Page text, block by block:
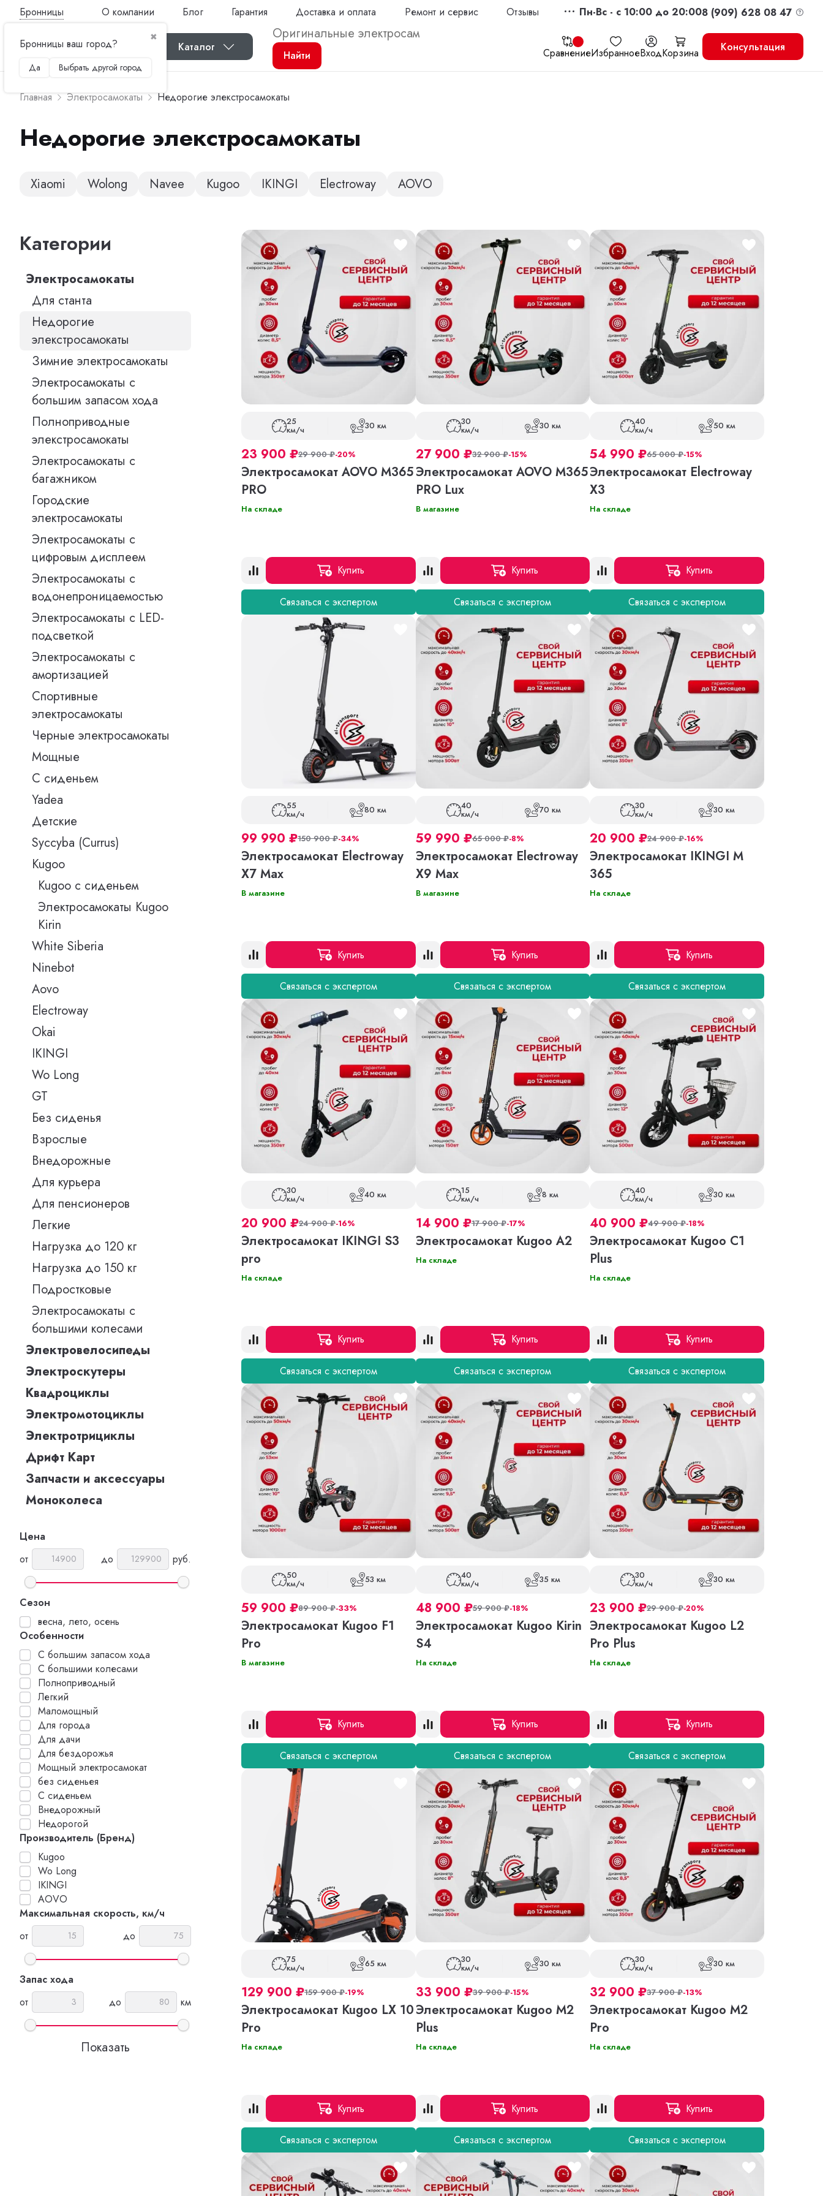
Бронницы
✖
Бронницы ваш город?
Да Выбрать другой город
О компании Блог Гарантия Доставка и оплата Ремонт и сервис Отзывы Пн-Вс - c 10:00 до 20:008 (909) 628 08 47
Каталог СравнениеИзбранноеВходКорзина
Найти
Консультация
Главная Электросамокаты Недорогие элекстросамокаты
Недорогие элекстросамокаты
Xiaomi Wolong Navee Kugoo IKINGI Electroway AOVO
Категории
Электросамокаты
Для станта
Недорогие
элекстросамокаты
Зимние электросамокаты
Электросамокаты с
большим запасом хода
Полноприводные
элекстросамокаты
Электросамокаты с
багажником
Городские
электросамокаты
Электросамокаты с
цифровым дисплеем
Электросамокаты с
водонепроницаемостью
Электросамокаты с LED-
подсветкой
Электросамокаты с
амортизацией
Спортивные
электросамокаты
Черные электросамокаты
Мощные
С сиденьем
Yadea
Детские
Syccyba (Currus)
Kugoo
Kugoo с сиденьем
Электросамокаты Kugoo
Kirin
White Siberia
Ninebot
Aovo
Electroway
Okai
IKINGI
Wo Long
GT
Без сиденья
Взрослые
Внедорожные
Для курьера
Для пенсионеров
Легкие
Нагрузка до 120 кг
Нагрузка до 150 кг
Подростковые
Электросамокаты с
большими колесами
Электровелосипеды
Электроскутеры
Квадроциклы
Электромотоциклы
Электротрициклы
Дрифт Карт
Запчасти и аксессуары
Моноколеса
Цена
от
до руб.
Сезон
весна, лето, осень
Особенности
С большим запасом хода
С большими колесами
Полноприводный
Легкий
Маломощный
Для города
Для дачи
Для бездорожья
Мощный электросамокат
без сиденьея
С сиденьем
Внедорожный
Недорогой
Производитель (Бренд)
Kugoo
Wo Long
IKINGI
AOVO
Максимальная скорость, км/ч
от
до
Запас хода
от
до км
25
км/ч 30 км
23 900 ₽29 900₽-20%
Электросамокат AOVO M365
PRO
На складе
Купить
Связаться с экспертом
30
км/ч 30 км
27 900 ₽32 900₽-15%
Электросамокат AOVO M365
PRO Lux
В магазине
Купить
Связаться с экспертом
40
км/ч 50 км
54 990₽65 000₽-15%
Электросамокат Electroway
X3
На складе
Купить
Связаться с экспертом
55
км/ч 80 км
99 990 ₽150 900₽-34%
Электросамокат Electroway
X7 Max
В магазине
Купить
Связаться с экспертом
40
км/ч 70 км
59 990 ₽65 000₽-8%
Электросамокат Electroway
X9 Max
В магазине
Купить
Связаться с экспертом
30
км/ч 30 км
20 900₽24 900₽-16%
Электросамокат IKINGI M
365
На складе
Купить
Связаться с экспертом
30
км/ч 40 км
20 900 ₽24 900₽-16%
Электросамокат IKINGI S3
pro
На складе
Купить
Связаться с экспертом
15
км/ч 8 км
14 900 ₽17 900₽-17%
Электросамокат Kugoo A2
На складе
Купить
Связаться с экспертом
40
км/ч 30 км
40 900₽49 900₽-18%
Электросамокат Kugoo C1
Plus
На складе
Купить
Связаться с экспертом
50
км/ч 53 км
59 900 ₽89 900₽-33%
Электросамокат Kugoo F1
Pro
В магазине
Купить
Связаться с экспертом
40
км/ч 35 км
48 900 ₽59 900₽-18%
Электросамокат Kugoo Kirin
S4
На складе
Купить
Связаться с экспертом
30
км/ч 30 км
23 900₽29 900₽-20%
Электросамокат Kugoo L2
Pro Plus
На складе
Купить
Связаться с экспертом
75
км/ч 65 км
129 900 ₽159 900₽-19%
Электросамокат Kugoo LX 10
Pro
На складе
Купить
Связаться с экспертом
30
км/ч 30 км
33 900 ₽39 900₽-15%
Электросамокат Kugoo M2
Plus
На складе
Купить
Связаться с экспертом
30
км/ч 30 км
32 900₽37 900₽-13%
Электросамокат Kugoo M2
Pro
На складе
Купить
Связаться с экспертом